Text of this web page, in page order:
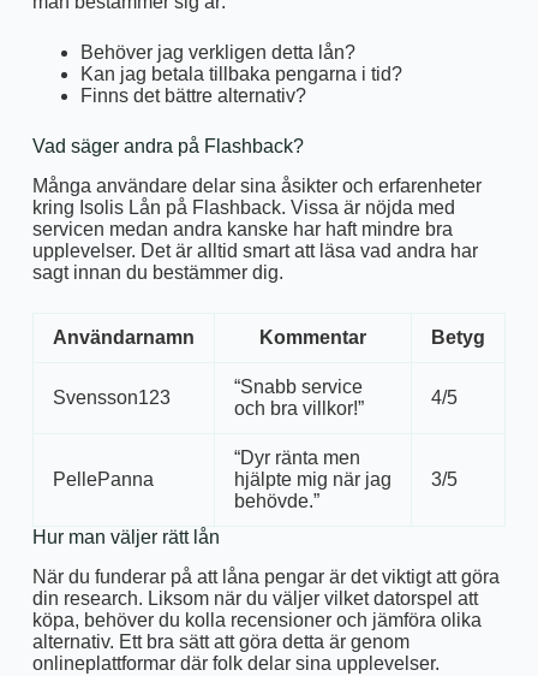
Behöver jag verkligen detta lån?
Kan jag betala tillbaka pengarna i tid?
Finns det bättre alternativ?
Vad säger andra på Flashback?
Många användare delar sina åsikter och erfarenheter
kring Isolis Lån på Flashback. Vissa är nöjda med
servicen medan andra kanske har haft mindre bra
upplevelser. Det är alltid smart att läsa vad andra har
sagt innan du bestämmer dig.
Användarnamn Kommentar Betyg
Svensson123
“Snabb service
och bra villkor!”
4/5
PellePanna
“Dyr ränta men
hjälpte mig när jag
behövde.”
3/5
Hur man väljer rätt lån
När du funderar på att låna pengar är det viktigt att göra
din research. Liksom när du väljer vilket datorspel att
köpa, behöver du kolla recensioner och jämföra olika
alternativ. Ett bra sätt att göra detta är genom
onlineplattformar där folk delar sina upplevelser.